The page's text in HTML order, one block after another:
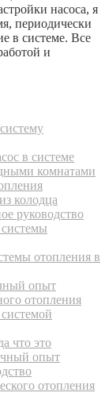
насоса, я
периодически
в системе. Все
и
в системе
комнатами
колодца
руководство
отопления в
опыт
отопления
что это
опыт
отопления